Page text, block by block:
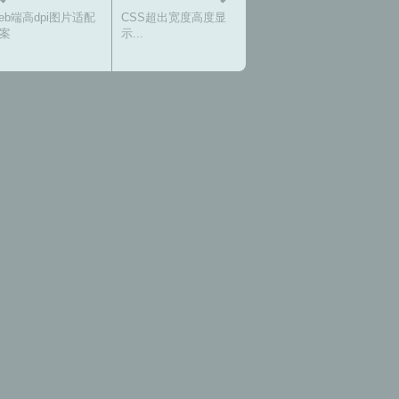
端高dpi图片适配
CSS超出宽度高度显
示...